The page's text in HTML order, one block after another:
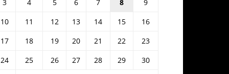
3
4 5 6 7 8
9
10
11 12 13 14 15
16
17
18 19 20 21 22
23
24
25 26 27 28 29
30